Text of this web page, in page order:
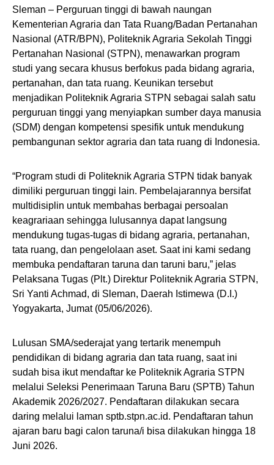
Sleman – Perguruan tinggi di bawah naungan
Kementerian Agraria dan Tata Ruang/Badan Pertanahan
Nasional (ATR/BPN), Politeknik Agraria Sekolah Tinggi
Pertanahan Nasional (STPN), menawarkan program
studi yang secara khusus berfokus pada bidang agraria,
pertanahan, dan tata ruang. Keunikan tersebut
menjadikan Politeknik Agraria STPN sebagai salah satu
perguruan tinggi yang menyiapkan sumber daya manusia
(SDM) dengan kompetensi spesifik untuk mendukung
pembangunan sektor agraria dan tata ruang di Indonesia.
“Program studi di Politeknik Agraria STPN tidak banyak
dimiliki perguruan tinggi lain. Pembelajarannya bersifat
multidisiplin untuk membahas berbagai persoalan
keagrariaan sehingga lulusannya dapat langsung
mendukung tugas-tugas di bidang agraria, pertanahan,
tata ruang, dan pengelolaan aset. Saat ini kami sedang
membuka pendaftaran taruna dan taruni baru,” jelas
Pelaksana Tugas (Plt.) Direktur Politeknik Agraria STPN,
Sri Yanti Achmad, di Sleman, Daerah Istimewa (D.I.)
Yogyakarta, Jumat (05/06/2026).
Lulusan SMA/sederajat yang tertarik menempuh
pendidikan di bidang agraria dan tata ruang, saat ini
sudah bisa ikut mendaftar ke Politeknik Agraria STPN
melalui Seleksi Penerimaan Taruna Baru (SPTB) Tahun
Akademik 2026/2027. Pendaftaran dilakukan secara
daring melalui laman sptb.stpn.ac.id. Pendaftaran tahun
ajaran baru bagi calon taruna/i bisa dilakukan hingga 18
Juni 2026.